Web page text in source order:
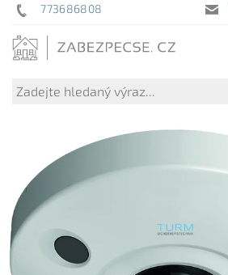
773686808